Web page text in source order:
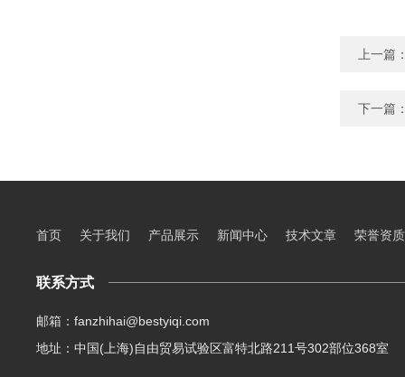
上一篇
下一篇
首页 关于我们 产品展示 新闻中心 技术文章 荣誉资质
联系方式
邮箱：fanzhihai@bestyiqi.com
地址：中国(上海)自由贸易试验区富特北路211号302部位368室